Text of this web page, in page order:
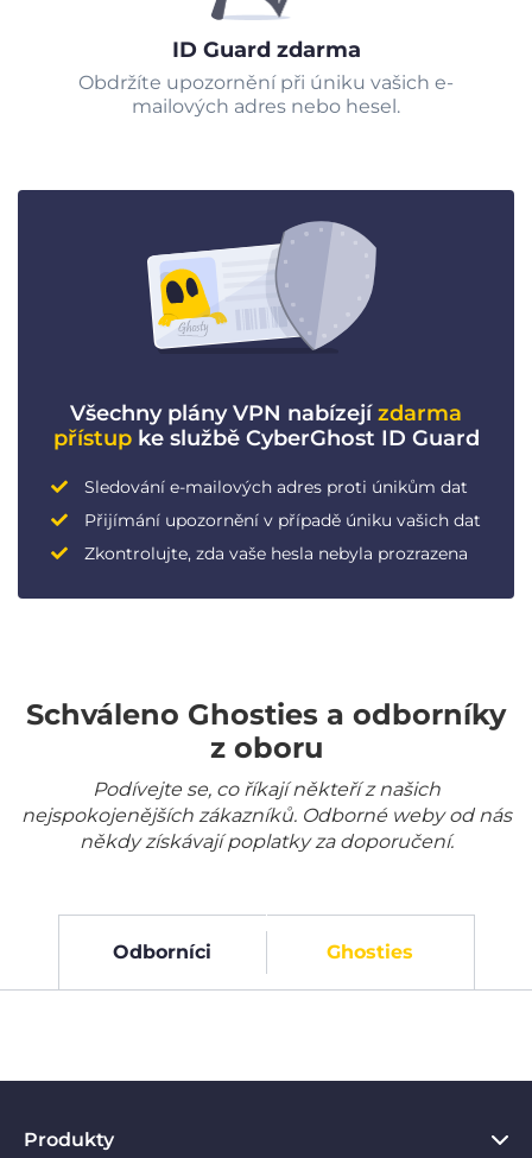
ID Guard zdarma
Obdržíte upozornění při úniku vašich e-
mailových adres nebo hesel.
Všechny plány VPN nabízejízdarma
přístupke službě CyberGhost ID Guard
Sledování e-mailových adres proti únikům dat
Přijímání upozornění v případě úniku vašich dat
Zkontrolujte, zda vaše hesla nebyla prozrazena
Schváleno Ghosties a odborníky
z oboru
Podívejte se, co říkají někteří z našich
nejspokojenějších zákazníků. Odborné weby od nás
někdy získávají poplatky za doporučení.
Odborníci Ghosties
Produkty